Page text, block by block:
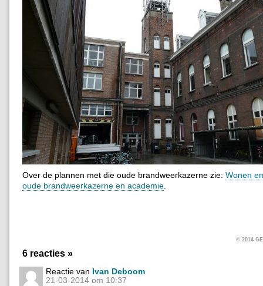
Over de plannen met die oude brandweerkazerne zie: Wonen
oude brandweerkazerne en academie
© 2014
6 reacties »
Reactie van Ivan Deboom
21-03-2014 om 10:37